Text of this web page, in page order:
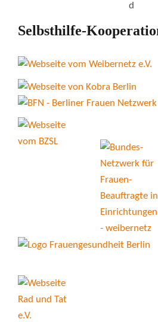
Selbsthilfe-